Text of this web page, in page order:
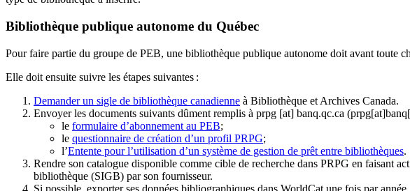
Bibliothèque publique autonome du Québec
Pour faire partie du groupe de PEB, une bibliothèque publique autonome doit avant toute
Elle doit ensuite suivre les étapes suivantes :
Demander un sigle de bibliothèque canadienne à Bibliothèque et Archives Canada.
Envoyer les documents suivants dûment remplis à prpg [at] banq.qc.ca
le formulaire d’abonnement au PEB;
le questionnaire de création d’un profil PRPG;
l’Entente pour l’utilisation d’un système de gestion de prêt entre bibliothèques.
Rendre son catalogue disponible comme cible de recherche dans PRPG en faisant
bibliothèque (SIGB) par son fournisseur.
Si possible, exporter ses données bibliographiques dans WorldCat une fois par année.